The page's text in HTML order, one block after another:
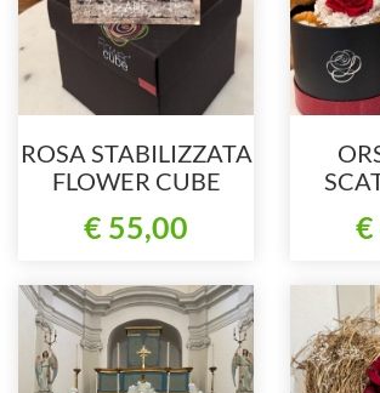
ROSA STABILIZZATA
FLOWER CUBE
€ 55,00 €